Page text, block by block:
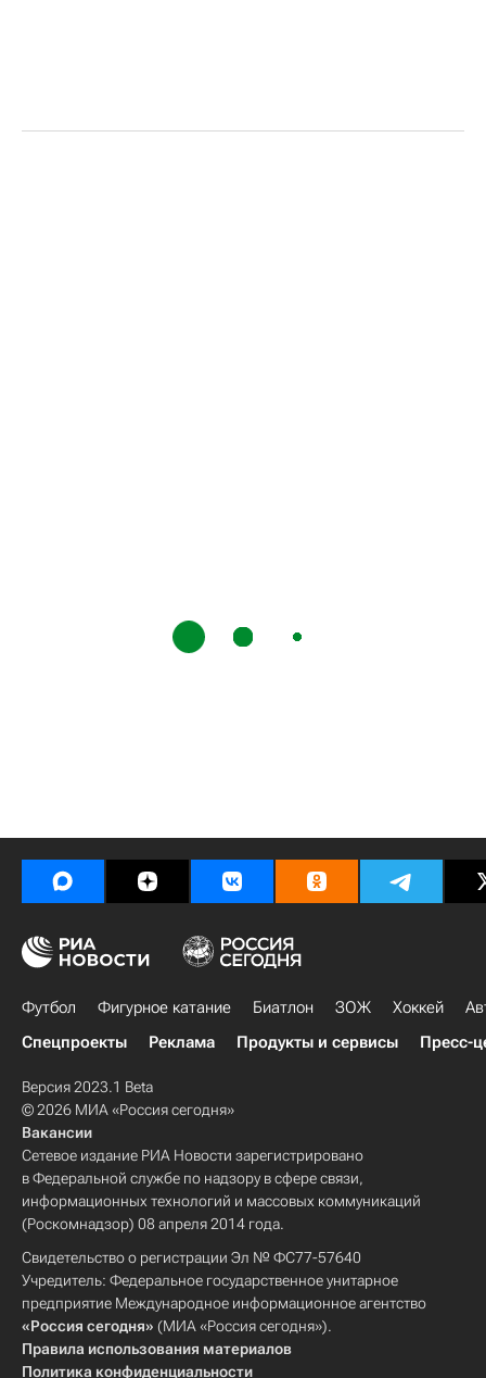
Футбол Фигурное катание Биатлон ЗОЖ Хоккей
Спецпроекты
Реклама Продукты и сервисы Пресс-
Версия 2023.1 Beta
© 2026 МИА «Россия сегодня»
Вакансии
Сетевое издание РИА Новости зарегистрировано
в Федеральной службе по надзору в сфере связи,
информационных технологий и массовых коммуникаций
(Роскомнадзор) 08 апреля 2014 года.
Свидетельство о регистрации Эл № ФС77-57640
Учредитель: Федеральное государственное унитарное
предприятие Международное информационное агентство
«Россия сегодня» (МИА «Россия сегодня»).
Правила использования материалов
Политика конфиденциальности